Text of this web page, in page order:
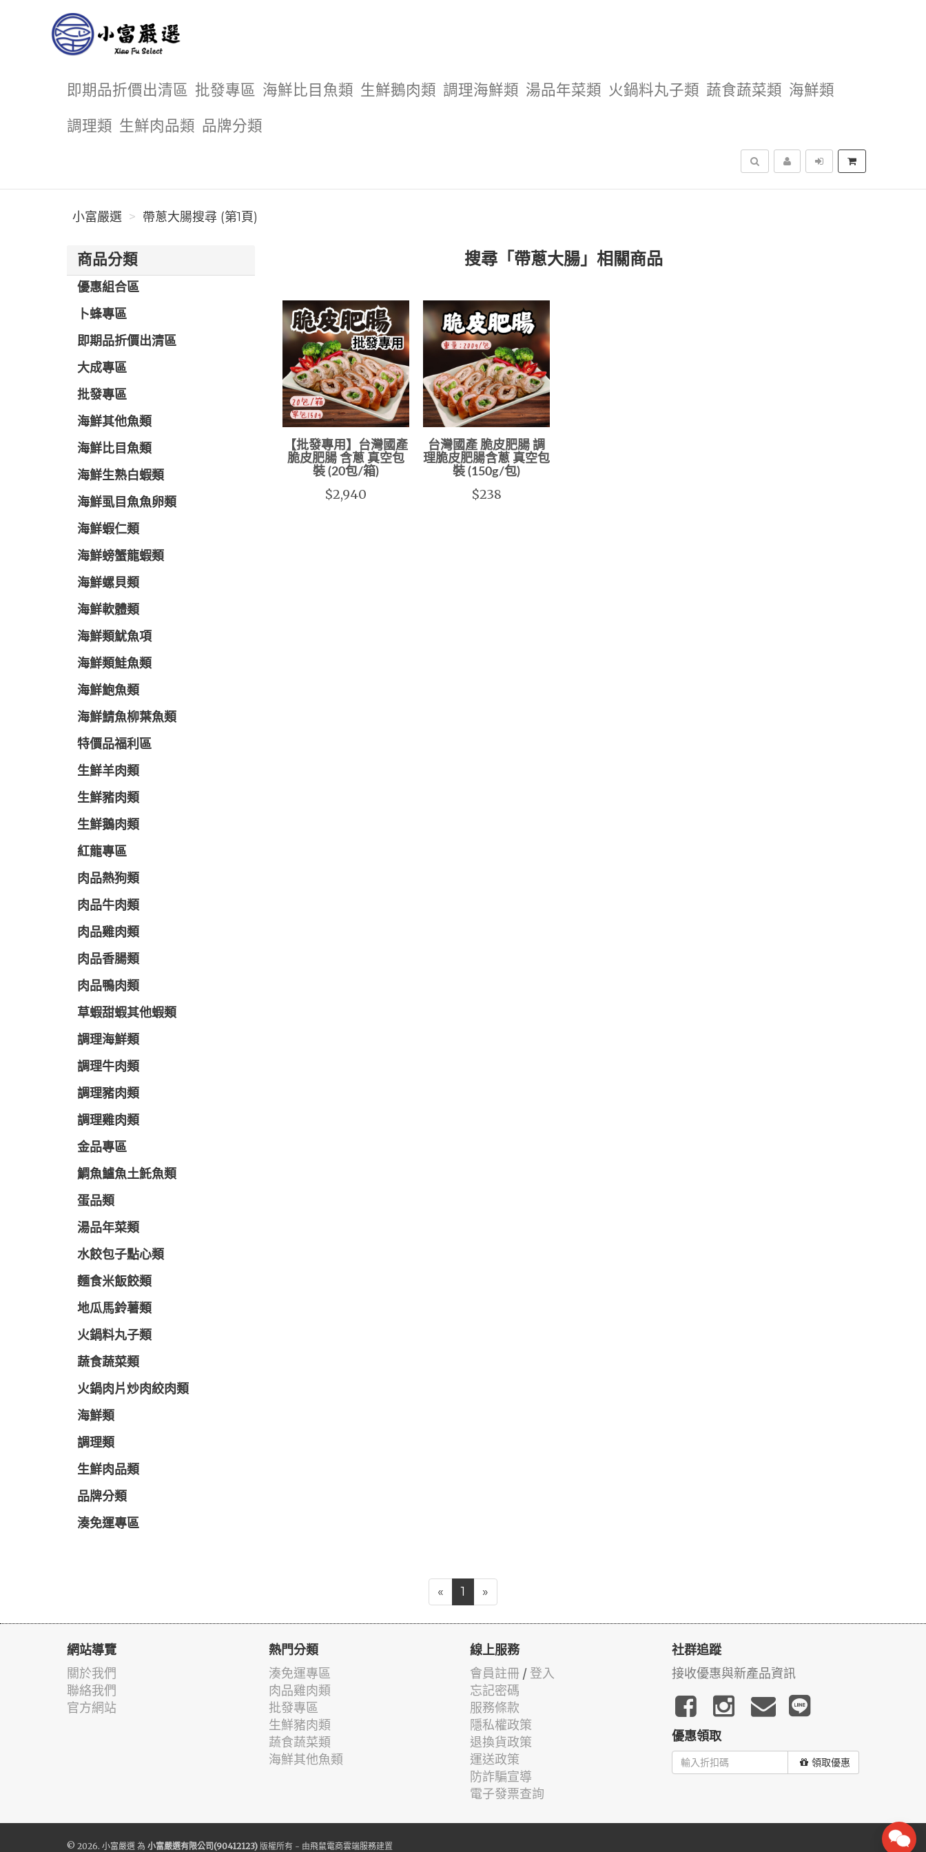
即期品折價出清區 批發專區 海鮮比目魚類 生鮮鵝肉類 調理海鮮類 湯品年菜類 火鍋料丸子類 蔬食蔬菜類 海鮮類
調理類 生鮮肉品類 品牌分類
搜尋
小富嚴選 帶蔥大腸搜尋 (第1頁)
商品分類
優惠組合區
卜蜂專區
即期品折價出清區
大成專區
批發專區
海鮮其他魚類
海鮮比目魚類
海鮮生熟白蝦類
海鮮虱目魚魚卵類
海鮮蝦仁類
海鮮螃蟹龍蝦類
海鮮螺貝類
海鮮軟體類
海鮮類魷魚項
海鮮類鮭魚類
海鮮鮑魚類
海鮮鯖魚柳葉魚類
特價品福利區
生鮮羊肉類
生鮮豬肉類
生鮮鵝肉類
紅龍專區
肉品熱狗類
肉品牛肉類
肉品雞肉類
肉品香腸類
肉品鴨肉類
草蝦甜蝦其他蝦類
調理海鮮類
調理牛肉類
調理豬肉類
調理雞肉類
金品專區
鯛魚鱸魚土魠魚類
蛋品類
湯品年菜類
水餃包子點心類
麵食米飯餃類
地瓜馬鈴薯類
火鍋料丸子類
蔬食蔬菜類
火鍋肉片炒肉絞肉類
海鮮類
調理類
生鮮肉品類
品牌分類
湊免運專區
搜尋「帶蔥大腸」相關商品
【批發專用】台灣國產
脆皮肥腸 含蔥 真空包
裝 (20包/箱)
$2,940
台灣國產 脆皮肥腸 調
理脆皮肥腸含蔥 真空包
裝 (150g/包)
$238
« 1 »
網站導覽
關於我們
聯絡我們
官方網站
熱門分類
湊免運專區
肉品雞肉類
批發專區
生鮮豬肉類
蔬食蔬菜類
海鮮其他魚類
線上服務
會員註冊 / 登入
忘記密碼
服務條款
隱私權政策
退換貨政策
運送政策
防詐騙宣導
電子發票查詢
社群追蹤
接收優惠與新產品資訊
優惠領取
領取優惠
© 2026. 小富嚴選 為 小富嚴選有限公司(90412123) 版權所有 - 由飛鼠電商雲端服務建置